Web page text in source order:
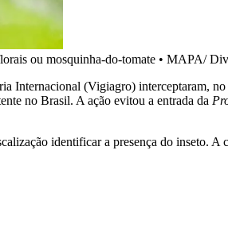
ou mosquinha-do-tomate • MAPA/
Internacional (Vigiagro) interceptaram,
no Brasil. A ação evitou a entrada da
identificar a presença do inseto.